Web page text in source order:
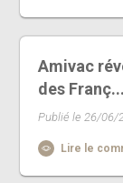
Amivac
des Franç...
Publié le 26/06/
Lire le